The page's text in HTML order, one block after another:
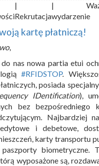
|
Rekrutacja
|
wydarzenie
kartę płatniczą!
,
do nas nowa partia etui
#RFIDSTOP.
posiada
IDentification),
bez bezpośredniego
Najbardziej
i debetowe,
karty transportu
biometryczne.
wyposażone są,